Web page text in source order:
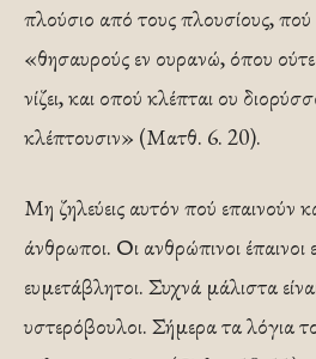
πλούσιο από τους πλουσίους, πού
«θησαυρούς εν ουρανώ, όπου
νίζει, και οπού κλέπται ου
κλέπτουσιν» (Ματθ. 6. 20).
Μη ζηλεύεις αυτόν πού επαινούν
άνθρωποι. Οι ανθρώπινοι έπαινοι
ευμετάβλητοι. Συχνά μάλιστα είναι
υστερόβουλοι. Σήμερα τα λόγια